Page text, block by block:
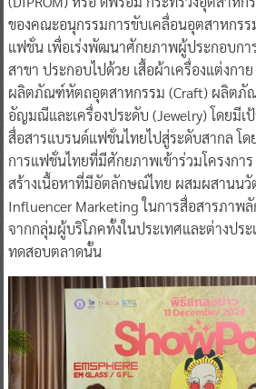
ของคณะอนุกรรมการขับเคลื่อนอุตสาหกร
แฟชั่น เพื่อเร่งพัฒนาศักยภาพผู้ประกอบก
สาขา ประกอบไปด้วย เสื้อผ้าเครื่องแต่งกา
ผลิตภัณฑ์หัตถอุตสาหกรรม (Craft) ผลิตภั
อัญมณีและเครื่องประดับ (Jewelry) โดยมี
สื่อสารแบรนด์แฟชั่นไทยไปสู่ระดับสากล โ
การแฟชั่นไทยที่มีศักยภาพเข้าร่วมโครงก
สร้างเนื้อหาที่มีอัตลักษณ์ไทย ผสมผสานนวั
Influencer Marketing ในการสื่อสารภาพ
จากกลุ่มผู้บริโภคทั้งในประเทศและต่างปร
ทดสอบตลาดนั้น